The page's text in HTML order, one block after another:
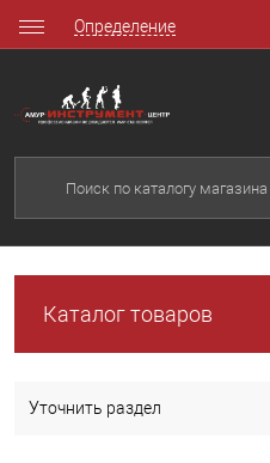
Определение
Каталог товаров
Уточнить раздел